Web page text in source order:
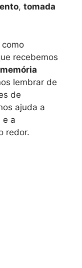
, tomada
recebemos
memória
lembrar de
de
ajuda a
e a
redor.